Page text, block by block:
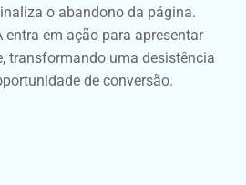
o abandono da página.
entra em ação para apresentar
transformando uma desistência
de conversão.